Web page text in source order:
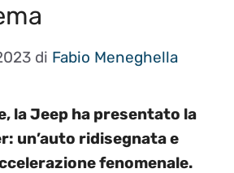
di Fabio Meneghella
la Jeep ha presentato la
un’auto ridisegnata e
fenomenale.